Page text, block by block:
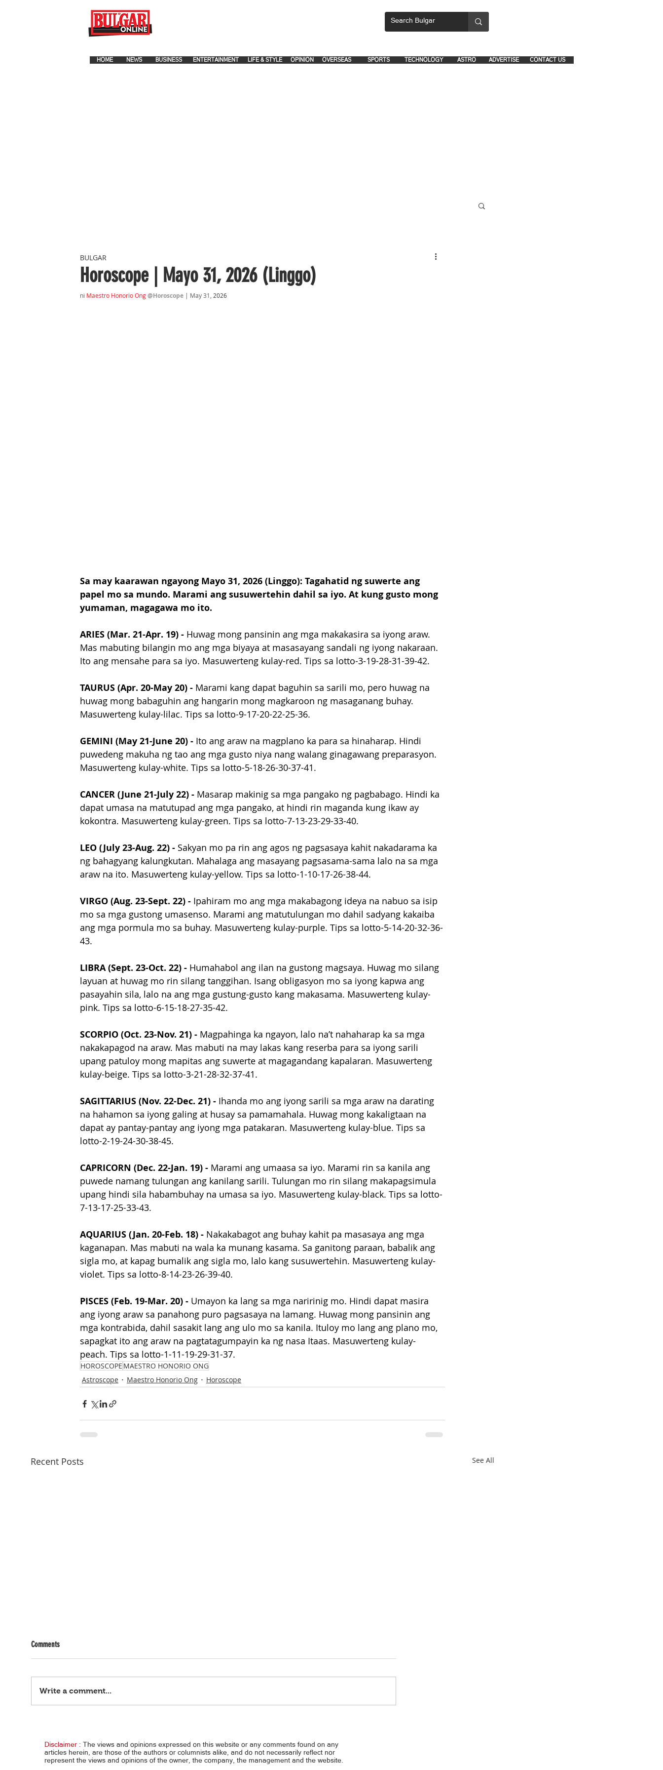
CONTACT US
ADVERTISE
ASTRO
TECHNOLOGY
SPORTS
OVERSEAS
OPINION
LIFE & STYLE
ENTERTAINMENT
NEWS
HOME BUSINESS . .
Horoscope | Mayo 31, 2026 (Linggo)
BULGAR
ni Maestro Honorio Ong@Horoscope | May 31, 2026
Sa may kaarawan ngayong Mayo 31, 2026 (Linggo): Tagahatid ng suwerte ang
papel mo sa mundo. Marami ang susuwertehin dahil sa iyo. At kung gusto mong
yumaman, magagawa mo ito.
ARIES (Mar. 21-Apr. 19) - Huwag mong pansinin ang mga makakasira sa iyong araw.
Mas mabuting bilangin mo ang mga biyaya at masasayang sandali ng iyong nakaraan.
Ito ang mensahe para sa iyo. Masuwerteng kulay-red. Tips sa lotto-3-19-28-31-39-42.
TAURUS (Apr. 20-May 20) - Marami kang dapat baguhin sa sarili mo, pero huwag na
huwag mong babaguhin ang hangarin mong magkaroon ng masaganang buhay.
Masuwerteng kulay-lilac. Tips sa lotto-9-17-20-22-25-36.
GEMINI (May 21-June 20) - Ito ang araw na magplano ka para sa hinaharap. Hindi
puwedeng makuha ng tao ang mga gusto niya nang walang ginagawang preparasyon.
Masuwerteng kulay-white. Tips sa lotto-5-18-26-30-37-41.
CANCER (June 21-July 22) - Masarap makinig sa mga pangako ng pagbabago. Hindi ka
dapat umasa na matutupad ang mga pangako, at hindi rin maganda kung ikaw ay
kokontra. Masuwerteng kulay-green. Tips sa lotto-7-13-23-29-33-40.
LEO (July 23-Aug. 22) - Sakyan mo pa rin ang agos ng pagsasaya kahit nakadarama ka
ng bahagyang kalungkutan. Mahalaga ang masayang pagsasama-sama lalo na sa mga
araw na ito. Masuwerteng kulay-yellow. Tips sa lotto-1-10-17-26-38-44.
VIRGO (Aug. 23-Sept. 22) - Ipahiram mo ang mga makabagong ideya na nabuo sa isip
mo sa mga gustong umasenso. Marami ang matutulungan mo dahil sadyang kakaiba
ang mga pormula mo sa buhay. Masuwerteng kulay-purple. Tips sa lotto-5-14-20-32-36-
43.
LIBRA (Sept. 23-Oct. 22) - Humahabol ang ilan na gustong magsaya. Huwag mo silang
layuan at huwag mo rin silang tanggihan. Isang obligasyon mo sa iyong kapwa ang
pasayahin sila, lalo na ang mga gustung-gusto kang makasama. Masuwerteng kulay-
pink. Tips sa lotto-6-15-18-27-35-42.
SCORPIO (Oct. 23-Nov. 21) - Magpahinga ka ngayon, lalo na’t nahaharap ka sa mga
nakakapagod na araw. Mas mabuti na may lakas kang reserba para sa iyong sarili
upang patuloy mong mapitas ang suwerte at magagandang kapalaran. Masuwerteng
kulay-beige. Tips sa lotto-3-21-28-32-37-41.
SAGITTARIUS (Nov. 22-Dec. 21) - Ihanda mo ang iyong sarili sa mga araw na darating
na hahamon sa iyong galing at husay sa pamamahala. Huwag mong kakaligtaan na
dapat ay pantay-pantay ang iyong mga patakaran. Masuwerteng kulay-blue. Tips sa
lotto-2-19-24-30-38-45.
CAPRICORN (Dec. 22-Jan. 19) - Marami ang umaasa sa iyo. Marami rin sa kanila ang
puwede namang tulungan ang kanilang sarili. Tulungan mo rin silang makapagsimula
upang hindi sila habambuhay na umasa sa iyo. Masuwerteng kulay-black. Tips sa lotto-
7-13-17-25-33-43.
AQUARIUS (Jan. 20-Feb. 18) - Nakakabagot ang buhay kahit pa masasaya ang mga
kaganapan. Mas mabuti na wala ka munang kasama. Sa ganitong paraan, babalik ang
sigla mo, at kapag bumalik ang sigla mo, lalo kang susuwertehin. Masuwerteng kulay-
violet. Tips sa lotto-8-14-23-26-39-40.
PISCES (Feb. 19-Mar. 20) - Umayon ka lang sa mga naririnig mo. Hindi dapat masira
ang iyong araw sa panahong puro pagsasaya na lamang. Huwag mong pansinin ang
mga kontrabida, dahil sasakit lang ang ulo mo sa kanila. Ituloy mo lang ang plano mo,
sapagkat ito ang araw na pagtatagumpayin ka ng nasa Itaas. Masuwerteng kulay-
peach. Tips sa lotto-1-11-19-29-31-37.
HOROSCOPE MAESTRO HONORIO ONG
Astroscope
Maestro Honorio Ong Horoscope
Recent Posts See All
Comments
Write a comment...
Disclaimer : The views and opinions expressed on this website or any comments found on any
articles herein, are those of the authors or columnists alike, and do not necessarily reflect nor
represent the views and opinions of the owner, the company, the management and the website.